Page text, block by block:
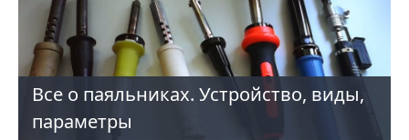
Все о паяльниках. Устройство, виды,
параметры